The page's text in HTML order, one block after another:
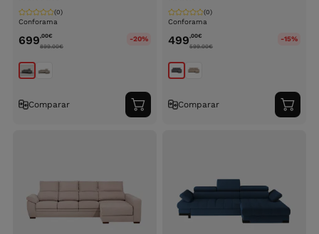
Conforama
(0)
699,00€
899.00€
-20%
Comparar
Adicionar
ao
Conforama
(0)
499,00€
599.00€
-15%
Comparar
ao